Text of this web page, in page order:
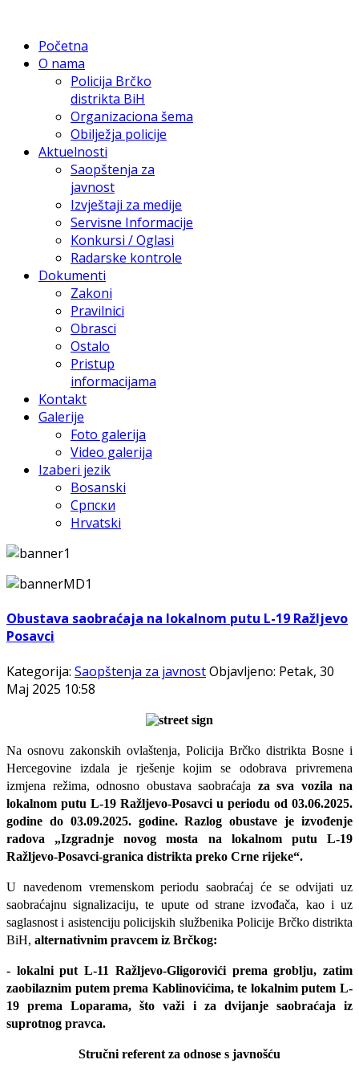
Početna
O nama
Policija Brčko
distrikta BiH
Organizaciona šema
Obilježja policije
Aktuelnosti
Saopštenja za
javnost
Izvještaji za medije
Servisne Informacije
Konkursi / Oglasi
Radarske kontrole
Dokumenti
Zakoni
Pravilnici
Obrasci
Ostalo
Pristup
informacijama
Kontakt
Galerije
Foto galerija
Video galerija
Izaberi jezik
Bosanski
Српски
Hrvatski
Obustava saobraćaja na lokalnom putu L-19 Ražljevo
Posavci
Kategorija: Saopštenja za javnostObjavljeno: Petak, 30
Maj 2025 10:58
Na osnovu zakonskih ovlaštenja, Policija Brčko distrikta Bosne i
Hercegovine izdala je rješenje kojim se odobrava privremena
izmjena režima, odnosno obustava saobraćaja za sva vozila na
lokalnom putu L-19 Ražljevo-Posavci u periodu od 03.06.2025.
godine do 03.09.2025. godine. Razlog obustave je izvođenje
radova „Izgradnje novog mosta na lokalnom putu L-19
Ražljevo-Posavci-granica distrikta preko Crne rijeke“.
U navedenom vremenskom periodu saobraćaj će se odvijati uz
saobraćajnu signalizaciju, te upute od strane izvođača, kao i uz
saglasnost i asistenciju policijskih službenika Policije Brčko distrikta
BiH, alternativnim pravcem iz Brčkog:
- lokalni put L-11 Ražljevo-Gligorovići prema groblju, zatim
zaobilaznim putem prema Kablinovićima, te lokalnim putem L-
19 prema Loparama, što važi i za dvijanje saobraćaja iz
suprotnog pravca.
Stručni referent za odnose s javnošću